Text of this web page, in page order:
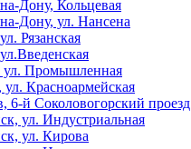
Дону, Кольцевая
Дону, ул. Нансена
Рязанская
ул. Промышленная
ул. Красноармейская
6-й Соколовогорский проезд
ул. Индустриальная
ул. Кирова